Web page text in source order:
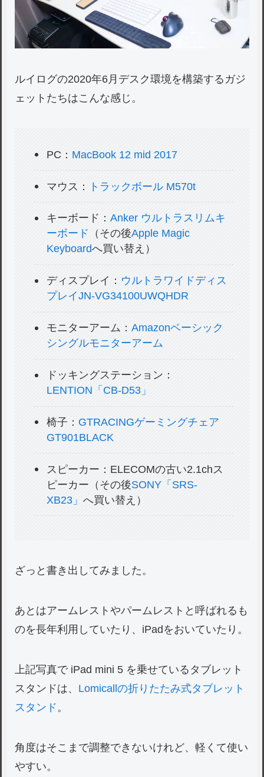
ルイログの2020年6月デスク環境を構築するガジ
ェットたちはこんな感じ。
PC： MacBook 12 mid 2017
マウス： トラックボール M570t
キーボード：Anker ウルトラスリムキ
ーボード
（その後Apple Magic
Keyboardへ買い替え）
ディスプレイ： ウルトラワイドディス
プレイJN-VG34100UWQHDR
モニターアーム：Amazonベーシック
シングルモニターアーム
ドッキングステーション：
LENTION「CB-D53」
椅子： GTRACINGゲーミングチェア
GT901BLACK
スピーカー：ELECOMの古い2.1chス
ピーカー（その後SONY「SRS-
XB23」へ買い替え）
ざっと書き出してみました。
あとはアームレストやパームレストと呼ばれるも
のを長年利用していたり、iPadをおいていたり。
上記写真で iPad mini 5 を乗せているタブレット
スタンドは、 Lomicallの折りたたみ式タブレット
スタンド。
角度はそこまで調整できないけれど、軽くて使い
やすい。